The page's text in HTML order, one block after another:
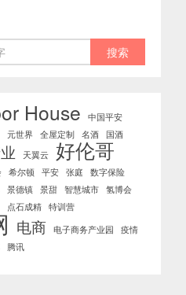
House
中国平安
元世界 全屋定制 名酒 国酒
天翼云 好伦哥
希尔顿 平安 张庭
数字保险
景德镇 景甜 智慧城市 氢博会
点石成精 特训营
电商 电子商务产业园
疫情
腾讯